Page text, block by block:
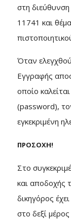
στη
11741 και
Όταν
Εγγραφής
οποίο
(password),
εγκεκριμένη
ΠΡΟΣΟΧΗ!
Στο
και
δικηγόρος
στο δεξί